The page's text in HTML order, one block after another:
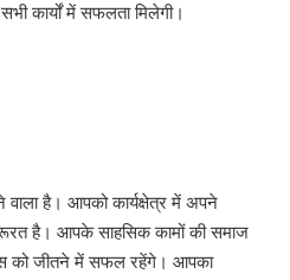
कार्यों में सफलता मिलेगी।
है। आपको कार्यक्षेत्र में अपने
है। आपके साहसिक कामों की समाज
को जीतने में सफल रहेंगे। आपका